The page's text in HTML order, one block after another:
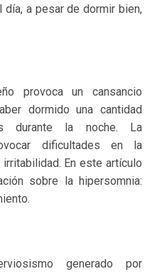
a pesar de dormir bien,
provoca un cansancio
dormido una cantidad
durante la noche. La
dificultades en la
En este artículo
sobre la hipersomnia:
generado por